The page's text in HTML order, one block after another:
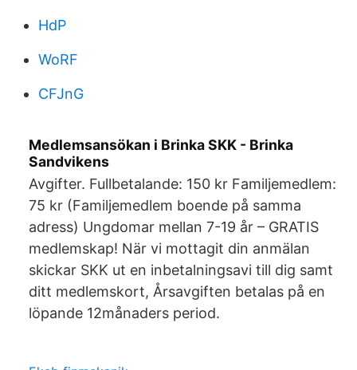
HdP
WoRF
CFJnG
Medlemsansökan i Brinka SKK - Brinka
Sandvikens
Avgifter. Fullbetalande: 150 kr Familjemedlem:
75 kr (Familjemedlem boende på samma
adress) Ungdomar mellan 7-19 år – GRATIS
medlemskap! När vi mottagit din anmälan
skickar SKK ut en inbetalningsavi till dig samt
ditt medlemskort, Årsavgiften betalas på en
löpande 12månaders period.